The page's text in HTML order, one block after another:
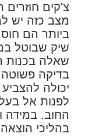
צ'קים חוזרים
מצב כזה יש
ביותר הם חוסר
שיק שבוטל
שאלה בכנות
בדיקה פשוטה
יכולה להצביע
לפנות אל בעל
החוב. במידה
בהליכי הוצאה